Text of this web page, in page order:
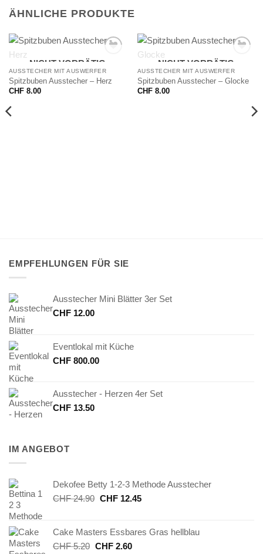
ÄHNLICHE PRODUKTE
NICHT VORRÄTIG
AUSSTECHER MIT AUSWERFER
Spitzbuben Ausstecher – Herz
CHF8.00
NICHT VORRÄTIG
AUSSTECHER MIT AUSWERFER
Spitzbuben Ausstecher – Glocke
CHF8.00
EMPFEHLUNGEN FÜR SIE
Ausstecher Mini Blätter 3er Set
CHF 12.00
Eventlokal mit Küche
CHF 800.00
Ausstecher - Herzen 4er Set
CHF 13.50
IM ANGEBOT
Dekofee Betty 1-2-3 Methode Ausstecher
CHF24.90 Ursprünglicher
CHF 24.90
CHF12.45Aktueller
CHF 12.45.
Cake Masters Essbares Gras hellblau
CHF5.20 Ursprünglicher
CHF2.60Aktueller